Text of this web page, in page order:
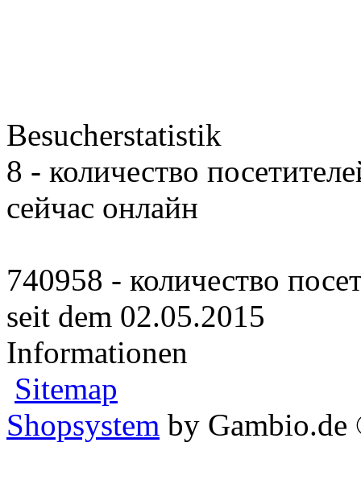
Besucherstatistik
8 - количество
сейчас онлайн
740958 - количество
seit dem 02.05.2015
Informationen
Sitemap
Shopsystem by